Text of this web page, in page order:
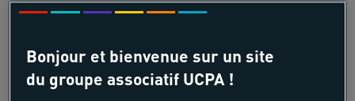
Bonjour et bienvenue sur un site
du groupe associatif UCPA !